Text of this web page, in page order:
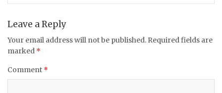
o
k
p
Leave a Reply
Your email address will not be published. Required fields are
marked *
Comment *